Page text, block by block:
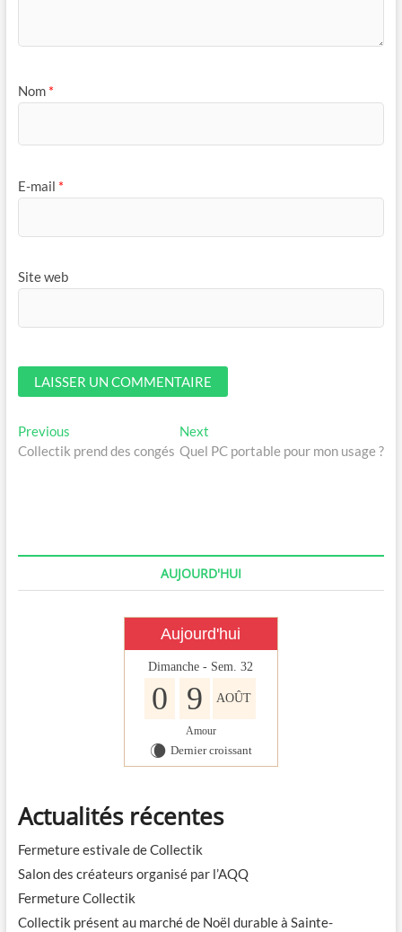
Nom *
E-mail *
Site web
Navigation
de
PreviousPrevious
post:
Collectik prend des congés
Next
post:
Quel PC portable pour mon usage ?
AUJOURD'HUI
Aujourd'hui
Dimanche - Sem. 32
0 9 AOÛT
Amour
W Dernier croissant
Actualités récentes
Fermeture estivale de Collectik
Salon des créateurs organisé par l’AQQ
Fermeture Collectik
Collectik présent au marché de Noël durable à Sainte-